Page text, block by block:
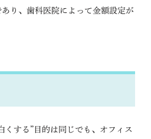
り、歯科医院によって金額設定が
くする”目的は同じでも、オフィス